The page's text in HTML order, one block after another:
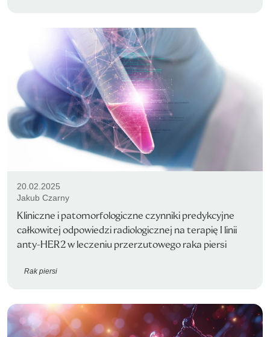
20.02.2025
Jakub Czarny
Kliniczne i patomorfologiczne czynniki predykcyjne
całkowitej odpowiedzi radiologicznej na terapię I linii
anty-HER2 w leczeniu przerzutowego raka piersi
Rak piersi